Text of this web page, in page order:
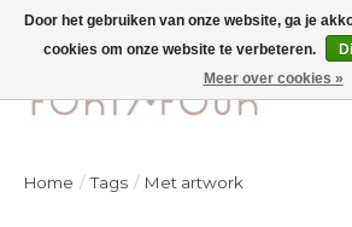
Ontdek de nieuwe najaarscollectie nu in de winkel
Home / Tags / Met artwork
Door het gebruiken van onze website, ga je
cookies om onze website te verbeteren.
Meer over cookies »